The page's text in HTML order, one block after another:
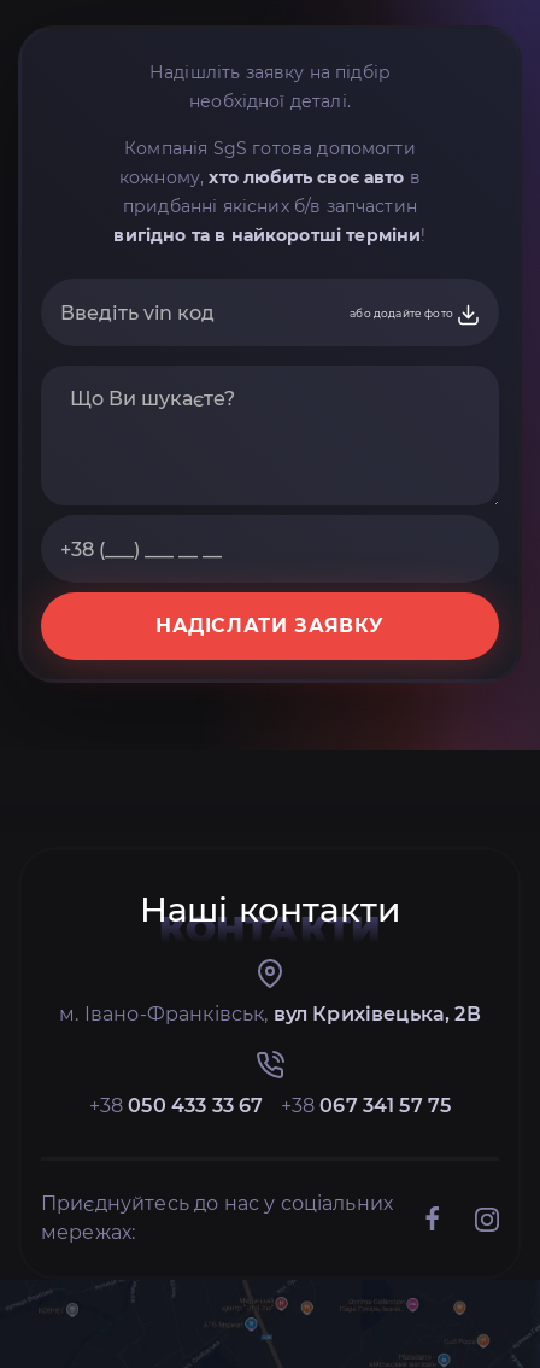
Надішліть заявку на підбір
необхідної деталі.
Компанія SgS готова допомогти
кожному,хто любить своє авто в
придбанні якісних б/в запчастин
вигідно та в найкоротші терміни!
або додайте фото
НАДІСЛАТИ ЗАЯВКУ
Наші контакти
КОНТАКТИ
м. Івано-Франківськ, вул Крихівецька, 2В
+38050 433 33 67 +38067 341 57 75
Приєднуйтесь до нас у соціальних
мережах: